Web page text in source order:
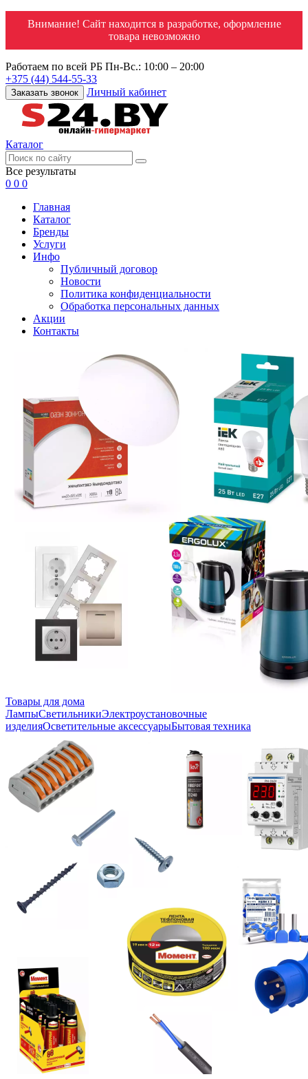
Внимание! Сайт находится в разработке, оформление
товара невозможно
Работаем по всей РБ Пн-Вс.: 10:00 – 20:00
+375 (44) 544-55-33
Заказать звонок Личный кабинет
Каталог
Все результаты
0 0 0
Главная
Каталог
Бренды
Услуги
Инфо
Публичный договор
Новости
Политика конфиденциальности
Обработка персональных данных
Акции
Контакты
Товары для дома
ЛампыСветильникиЭлектроустановочные
изделияОсветительные аксессуарыБытовая техника